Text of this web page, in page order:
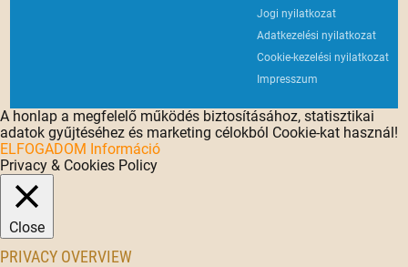
Jogi nyilatkozat
Adatkezelési nyilatkozat
Cookie-kezelési nyilatkozat
Impresszum
A honlap a megfelelő működés biztosításához, statisztikai
adatok gyűjtéséhez és marketing célokból Cookie-kat használ!
ELFOGADOM Információ
Privacy & Cookies Policy
Close
PRIVACY OVERVIEW